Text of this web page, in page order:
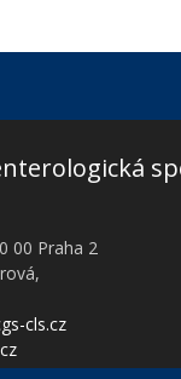
00 Praha 2
cls.cz